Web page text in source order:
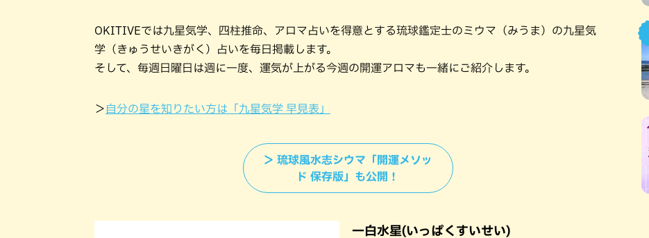
OKITIVEでは九星気学、四柱推命、アロマ占いを得意とする琉球鑑定士のミウマ（みうま）の九星気
学（きゅうせいきがく）占いを毎日掲載します。
そして、毎週日曜日は週に一度、運気が上がる今週の開運アロマも一緒にご紹介します。
＞ 自分の星を知りたい方は「九星気学 早見表」
＞ 琉球風水志シウマ「開運メソッ
ド 保存版」も公開！
一白水星(いっぱくすいせい)